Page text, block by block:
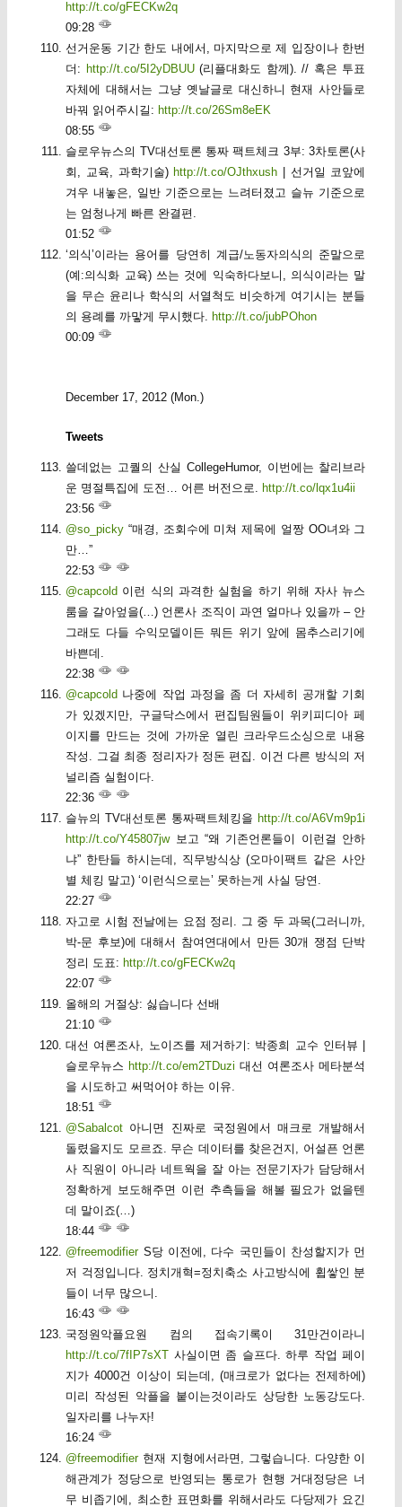
http://t.co/gFECKw2q
09:28
선거운동 기간 한도 내에서, 마지막으로 제 입장이나 한번
더: http://t.co/5I2yDBUU(리플대화도 함께). // 혹은 투표
자체에 대해서는 그냥 옛날글로 대신하니 현재 사안들로
바꿔 읽어주시길: http://t.co/26Sm8eEK
08:55
슬로우뉴스의 TV대선토론 통짜 팩트체크 3부: 3차토론(사
회, 교육, 과학기술) http://t.co/OJthxush | 선거일 코앞에
겨우 내놓은, 일반 기준으로는 느려터졌고 슬뉴 기준으로
는 엄청나게 빠른 완결편.
01:52
‘의식’이라는 용어를 당연히 계급/노동자의식의 준말으로
(예:의식화 교육) 쓰는 것에 익숙하다보니, 의식이라는 말
을 무슨 윤리나 학식의 서열척도 비슷하게 여기시는 분들
의 용례를 까맣게 무시했다.
http://t.co/jubPOhon
00:09
December 17, 2012 (Mon.)
Tweets
쓸데없는 고퀄의 산실 CollegeHumor, 이번에는 찰리브라
운 명절특집에 도전… 어른 버전으로.
http://t.co/lqx1u4ii
23:56
@so_picky “매경, 조회수에 미쳐 제목에 얼짱 OO녀와 그
만…”
22:53
@capcold 이런 식의 과격한 실험을 하기 위해 자사 뉴스
룸을 갈아엎을(…) 언론사 조직이 과연 얼마나 있을까 – 안
그래도 다들 수익모델이든 뭐든 위기 앞에 몸추스리기에
바쁜데.
22:38
@capcold 나중에 작업 과정을 좀 더 자세히 공개할 기회
가 있겠지만, 구글닥스에서 편집팀원들이 위키피디아 페
이지를 만드는 것에 가까운 열린 크라우드소싱으로 내용
작성. 그걸 최종 정리자가 정돈 편집. 이건 다른 방식의 저
널리즘 실험이다.
22:36
슬뉴의 TV대선토론 통짜팩트체킹을 http://t.co/A6Vm9p1i
http://t.co/Y45807jw보고 “왜 기존언론들이 이런걸 안하
냐” 한탄들 하시는데, 직무방식상 (오마이팩트 같은 사안
별 체킹 말고) ‘이런식으로는’ 못하는게 사실 당연.
22:27
자고로 시험 전날에는 요점 정리. 그 중 두 과목(그러니까,
박-문 후보)에 대해서 참여연대에서 만든 30개 쟁점 단박
정리 도표: http://t.co/gFECKw2q
22:07
올해의 거절상: 싫습니다 선배
21:10
대선 여론조사, 노이즈를 제거하기: 박종희 교수 인터뷰 |
슬로우뉴스 http://t.co/em2TDuzi 대선 여론조사 메타분석
을 시도하고 써먹어야 하는 이유.
18:51
@Sabalcot 아니면 진짜로 국정원에서 매크로 개발해서
돌렸을지도 모르죠. 무슨 데이터를 찾은건지, 어설픈 언론
사 직원이 아니라 네트웍을 잘 아는 전문기자가 담당해서
정확하게 보도해주면 이런 추측들을 해볼 필요가 없을텐
데 말이죠(…)
18:44
@freemodifierS당 이전에, 다수 국민들이 찬성할지가 먼
저 걱정입니다. 정치개혁=정치축소 사고방식에 휩쌓인 분
들이 너무 많으니.
16:43
국정원악플요원 컴의 접속기록이 31만건이라니
http://t.co/7fIP7sXT 사실이면 좀 슬프다. 하루 작업 페이
지가 4000건 이상이 되는데, (매크로가 없다는 전제하에)
미리 작성된 악플을 붙이는것이라도 상당한 노동강도다.
일자리를 나누자!
16:24
@freemodifier현재 지형에서라면, 그렇습니다. 다양한 이
해관계가 정당으로 반영되는 통로가 현행 거대정당은 너
무 비좁기에, 최소한 표면화를 위해서라도 다당제가 요긴